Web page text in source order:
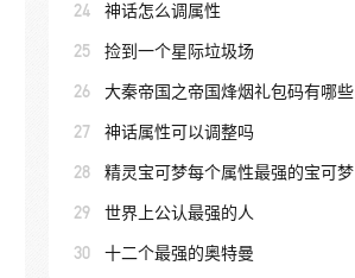
24 神话怎么调属性
25 捡到一个星际垃圾场
26 大秦帝国之帝国烽烟礼包码有哪些
27 神话属性可以调整吗
28 精灵宝可梦每个属性最强的宝可梦
29 世界上公认最强的人
30 十二个最强的奥特曼